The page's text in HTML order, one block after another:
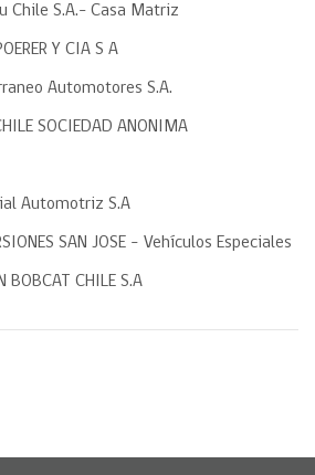
Chile S.A.- Casa Matriz
Y CIA S A
Automotores S.A.
SOCIEDAD ANONIMA
Automotriz S.A
SAN JOSE – Vehículos Especiales
CHILE S.A